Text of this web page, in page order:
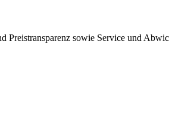
Preistransparenz sowie Service und